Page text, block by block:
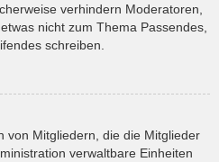
verhindern Moderatoren,
nicht zum Thema Passendes,
schreiben.
von Mitgliedern, die die Mitglieder
verwaltbare Einheiten